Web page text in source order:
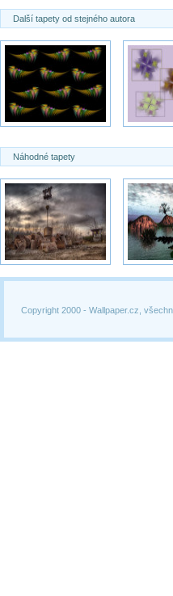
Další tapety od stejného autora
Náhodné tapety
Copyright 2000 - Wallpaper.cz,